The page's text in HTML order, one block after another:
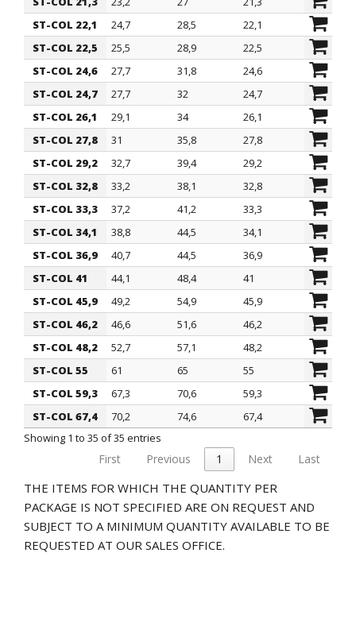
ST-COL 22,1
24,7 28,5 22,1
25,4
ST-COL 22,5
25,5 28,9 22,5
29
ST-COL 24,6
27,7 31,8 24,6
26,2
ST-COL 24,7
27,7 32 24,7
30
ST-COL 26,1
29,1 34 26,1
25,4
ST-COL 27,8
31 35,8 27,8
25,4
ST-COL 29,2
32,7 39,4 29,2
25,4
ST-COL 32,8
33,2 38,1 32,8
25,4
ST-COL 33,3
37,2 41,2 33,3
25,4
ST-COL 34,1
38,8 44,5 34,1
25,4
ST-COL 36,9
40,7 44,5 36,9
25,4
ST-COL 41
44,1 48,4 41
28,6
ST-COL 45,9
49,2 54,9 45,9
31,8
ST-COL 46,2
46,6 51,6 46,2
19,1
ST-COL 48,2
52,7 57,1 48,2
26,4
ST-COL 55
61 65 55
26
ST-COL 59,3
67,3 70,6 59,3
31,5
ST-COL 67,4
70,2 74,6 67,4
26
Showing 1 to 35 of 35 entries
First Previous 1 Next Last
THE ITEMS FOR WHICH THE QUANTITY PER
PACKAGE IS NOT SPECIFIED ARE ON REQUEST AND
SUBJECT TO A MINIMUM QUANTITY AVAILABLE TO BE
REQUESTED AT OUR SALES OFFICE.